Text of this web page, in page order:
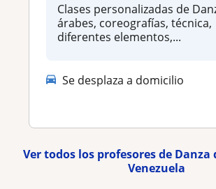
Clases personalizadas de
árabes, coreografías, técnica,
diferentes elementos,...
Se desplaza a domicilio
Ver todos los profesores de Danza
Venezuela